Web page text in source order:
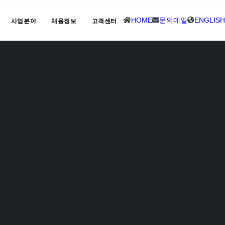
HOME 문의메일 ENGLISH
사업분야 채용정보 고객센터